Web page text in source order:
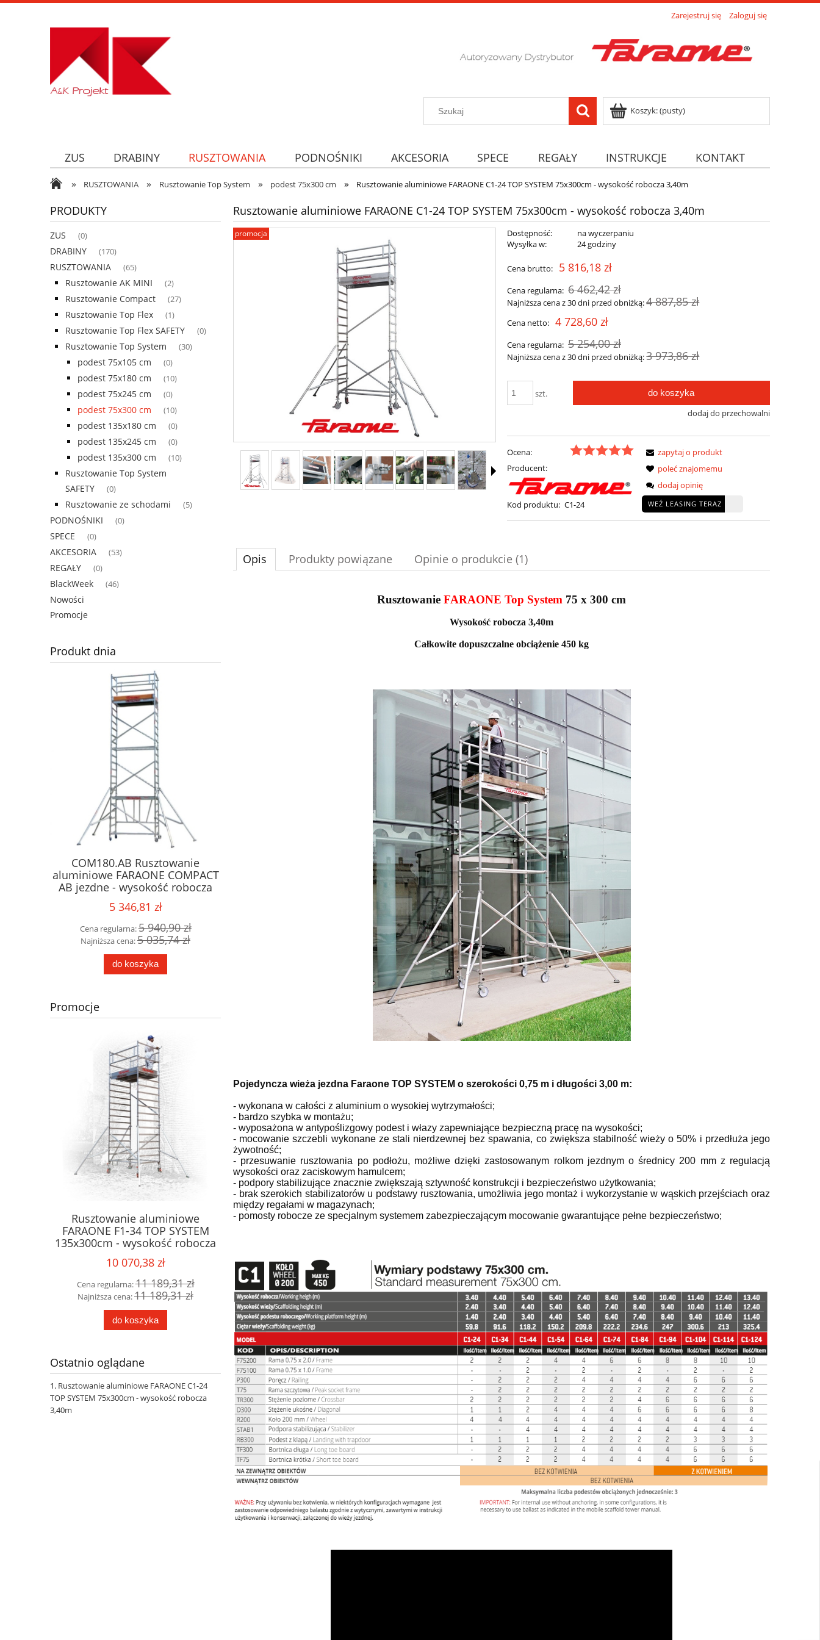
Zarejestruj się Zaloguj się
Koszyk:(pusty)
ZUS DRABINY RUSZTOWANIA PODNOŚNIKI AKCESORIA SPECE REGAŁY INSTRUKCJE KONTAKT
» RUSZTOWANIA » Rusztowanie Top System » podest 75x300 cm » Rusztowanie aluminiowe FARAONE C1-24 TOP SYSTEM 75x300cm - wysokość robocza 3,40m
PRODUKTY
ZUS (0)
DRABINY (170)
RUSZTOWANIA (65)
Rusztowanie AK MINI (2)
Rusztowanie Compact (27)
Rusztowanie Top Flex (1)
Rusztowanie Top Flex SAFETY (0)
Rusztowanie Top System (30)
podest 75x105 cm (0)
podest 75x180 cm (10)
podest 75x245 cm (0)
podest 75x300 cm (10)
podest 135x180 cm (0)
podest 135x245 cm (0)
podest 135x300 cm (10)
Rusztowanie Top System
SAFETY
(0)
Rusztowanie ze schodami (5)
PODNOŚNIKI (0)
SPECE (0)
AKCESORIA (53)
REGAŁY (0)
BlackWeek (46)
Nowości
Promocje
Produkt dnia
COM180.AB Rusztowanie
aluminiowe FARAONE COMPACT
AB jezdne - wysokość robocza
3,70m
5 346,81 zł
Cena regularna:5 940,90 zł
Najniższa cena:5 035,74 zł
do koszyka
magazynowa jezdna FARAONE
na schody + drabina składana
Rusztowanie aluminiowe jezdne
Faraone AK 400 opcja adaptacji
NA SCHODY - wysokość robocza
5m
2 093,34 zł
Cena regularna: 2 325,93 zł
Najniższa cena:1 954,96 zł
do koszyka
Składana platforma robocza
wysokość robocza 2,80m
Cena regularna:
do koszyka
Promocje
Rusztowanie aluminiowe
FARAONE F1-34 TOP SYSTEM
135x300cm - wysokość robocza
4,40m
10 070,38 zł
Cena regularna:11 189,31 zł
Najniższa cena:11 189,31 zł
do koszyka
COM160XS.AB Rusztowanie
4 403,65 zł
Cena regularna: 4 892,94 zł
Najniższa cena:4 116,93 zł
do koszyka
Rusztowanie aluminiowe
2 098,87 zł
Cena regularna:2 332,08 zł
Najniższa cena:1 954,96 zł
do koszyka
COM160XS.ABCD Rusztowanie
Najniższa cena: 9 711,71 zł
do koszyka
Ostatnio oglądane
Rusztowanie aluminiowe FARAONE C1-24
TOP SYSTEM 75x300cm - wysokość robocza
3,40m
Rusztowanie aluminiowe FARAONE C1-24 TOP SYSTEM 75x300cm - wysokość robocza 3,40m
promocja Dostępność:
na wyczerpaniu
Wysyłka w:
24 godziny
Cena brutto: 5 816,18 zł
Cena regularna: 6 462,42 zł
Najniższa cena z 30 dni przed obniżką:4 887,85 zł
Cena netto: 4 728,60 zł
Cena regularna: 5 254,00 zł
Najniższa cena z 30 dni przed obniżką:3 973,86 zł
szt. do koszyka
dodaj do przechowalni
Ocena:
Producent:
Kod produktu: C1-24
zapytaj o produkt
poleć znajomemu
dodaj opinię
WEŹ LEASING TERAZ
Opis Produkty powiązane Opinie o produkcie (1)
Rusztowanie FARAONE Top System 75 x 300 cm
Wysokość robocza 3,40m
Całkowite dopuszczalne obciążenie 450 kg
Pojedyncza wieża jezdna Faraone TOP SYSTEM o szerokości 0,75 m i długości 3,00 m:
- wykonana w całości z aluminium o wysokiej wytrzymałości;
- bardzo szybka w montażu;
- wyposażona w antypoślizgowy podest i włazy zapewniające bezpieczną pracę na wysokości;
- mocowanie szczebli wykonane ze stali nierdzewnej bez spawania, co zwiększa stabilność wieży o 50% i przedłuża jego
żywotność;
- przesuwanie rusztowania po podłożu, możliwe dzięki zastosowanym rolkom jezdnym o średnicy 200 mm z regulacją
wysokości oraz zaciskowym hamulcem;
- podpory stabilizujące znacznie zwiększają sztywność konstrukcji i bezpieczeństwo użytkowania;
- brak szerokich stabilizatorów u podstawy rusztowania, umożliwia jego montaż i wykorzystanie w wąskich przejściach oraz
między regałami w magazynach;
- pomosty robocze ze specjalnym systemem zabezpieczającym mocowanie gwarantujące pełne bezpieczeństwo;